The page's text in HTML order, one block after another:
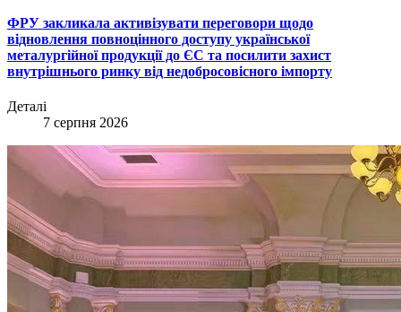
ФРУ закликала активізувати переговори щодо
відновлення повноцінного доступу української
металургійної продукції до ЄС та посилити захист
внутрішнього ринку від недобросовісного імпорту
Деталі
7 серпня 2026